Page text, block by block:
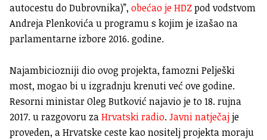
autocestu do Dubrovnika)”, obećao je HDZpod vodstvom
Andreja Plenkovića u programu s kojim je izašao na
parlamentarne izbore 2016. godine.
Najambiciozniji dio ovog projekta, famozni Pelješki
most, mogao bi u izgradnju krenuti već ove godine.
Resorni ministar Oleg Butković najavio je to 18. rujna
2017. u razgovoru zaHrvatski radio.Javni natječajje
proveden, a Hrvatske ceste kao nositelj projekta moraju